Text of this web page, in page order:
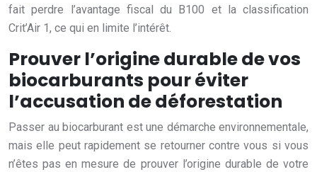
fait perdre l’avantage fiscal du B100 et la classification
Crit’Air 1, ce qui en limite l’intérêt.
Prouver l’origine durable de vos
biocarburants pour éviter
l’accusation de déforestation
Passer au biocarburant est une démarche environnementale,
mais elle peut rapidement se retourner contre vous si vous
n’êtes pas en mesure de prouver l’origine durable de votre